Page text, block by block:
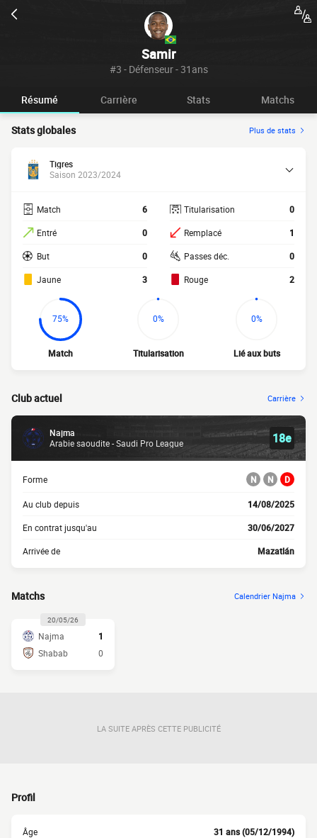
Samir
#3 - Défenseur - 31ans
Résumé Carrière Stats Matchs
Stats globales Plus de stats
Tigres
Saison 2023/2024
Match 6
Entré 0
But 0
Jaune 3
Titularisation 0
Remplacé 1
Passes déc. 0
Rouge 2
75%
Match
0%
Titularisation
0%
Lié aux buts
Club actuel Carrière
Najma
Arabie saoudite - Saudi Pro League
18e
Forme N N D
Au club depuis 14/08/2025
En contrat jusqu'au 30/06/2027
Arrivée de Mazatlán
Matchs Calendrier Najma
20/05/26
Najma
1
Shabab
0
LA SUITE APRÈS CETTE PUBLICITÉ
Profil
Âge 31 ans (05/12/1994)